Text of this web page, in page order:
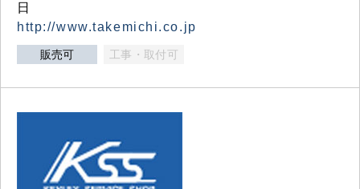
日
http://www.takemichi.co.jp
販売可 工事・取付可